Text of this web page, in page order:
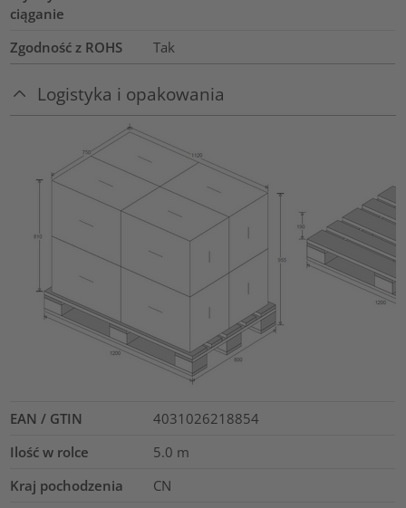
ciąganie
Zgodność z ROHS Tak
Logistyka i opakowania
EAN / GTIN
4031026218854
Ilość w rolce
5.0 m
Kraj pochodzenia
CN